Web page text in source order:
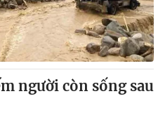
người còn sống sau